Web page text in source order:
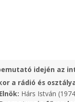
idején az
a rádió és
Elnök: Hárs István